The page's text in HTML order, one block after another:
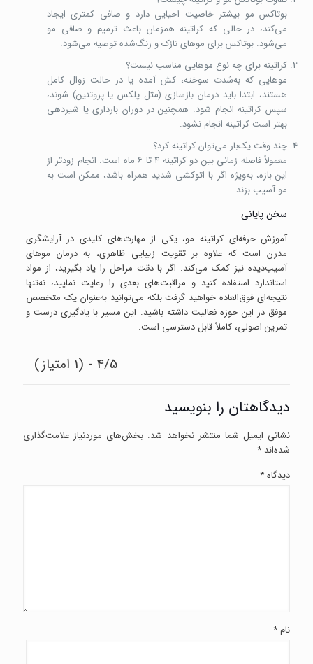
بوتاکس مو بیشتر خاصیت احیایی دارد و صافی کمتری ایجاد
می‌کند، در حالی که کراتینه همزمان باعث ترمیم و صافی مو
می‌شود. بوتاکس برای موهای نازک و رنگ‌شده توصیه می‌شود.
کراتینه برای چه نوع موهایی مناسب نیست؟
موهایی که به‌شدت سوخته، کش آمده یا در حالت زوال کامل
هستند، ابتدا باید درمان بازسازی (مثل پلکس یا پروتئین) شوند،
سپس کراتینه انجام شود. همچنین در دوران بارداری یا شیردهی
بهتر است کراتینه انجام نشود.
چند وقت یک‌بار می‌توان کراتینه کرد؟
معمولاً فاصله زمانی بین دو کراتینه ۴ تا ۶ ماه است. انجام زودتر از
این بازه، به‌ویژه اگر با اتوکشی شدید همراه باشد، ممکن است به
مو آسیب بزند.
سخن پایانی
آموزش حرفه‌ای کراتینه مو، یکی از مهارت‌های کلیدی در آرایشگری
مدرن است که علاوه بر تقویت زیبایی ظاهری، به درمان موهای
آسیب‌دیده نیز کمک می‌کند. اگر با دقت مراحل را یاد بگیرید، از مواد
استاندارد استفاده کنید و مراقبت‌های بعدی را رعایت نمایید، نه‌تنها
نتیجه‌ای فوق‌العاده خواهید گرفت بلکه می‌توانید به‌عنوان یک متخصص
موفق در این حوزه فعالیت داشته باشید. این مسیر با یادگیری درست و
تمرین اصولی، کاملاً قابل دسترسی است.
4/5 - (1 امتیاز)
دیدگاهتان را بنویسید
نشانی ایمیل شما منتشر نخواهد شد. بخش‌های موردنیاز علامت‌گذاری
شده‌اند *
دیدگاه*
نام*